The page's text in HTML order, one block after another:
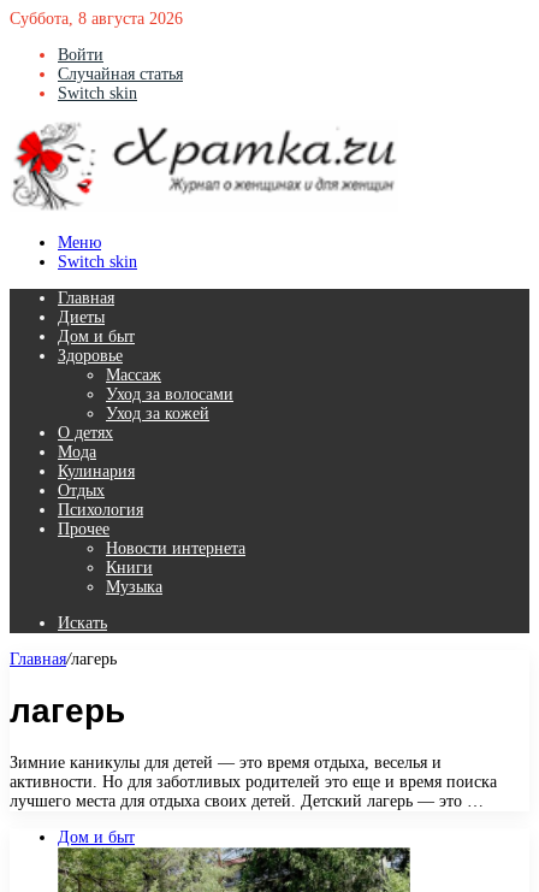
Суббота, 8 августа 2026
Войти
Случайная статья
Switch skin
Меню
Switch skin
Главная
Диеты
Дом и быт
Здоровье
Массаж
Уход за волосами
Уход за кожей
О детях
Мода
Кулинария
Отдых
Психология
Прочее
Новости интернета
Книги
Музыка
Искать
Главная/лагерь
лагерь
Зимние каникулы для детей — это время отдыха, веселья и
активности. Но для заботливых родителей это еще и время поиска
лучшего места для отдыха своих детей. Детский лагерь — это …
Дом и быт